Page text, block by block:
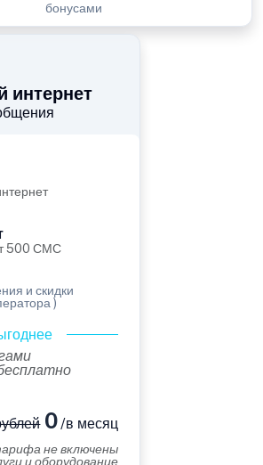
бонусами
интернет
500 СМС
и скидки
)
0/в месяц
не включены
и оборудование